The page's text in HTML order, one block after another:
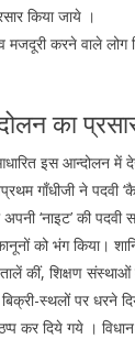
किया जाये ।
मजदूरी करने वाले लोग
का
इस आन्दोलन में
गाँधीजी ने पदवी
अपनी ‘नाइट’ की
को भंग किया।
कीं, शिक्षण संस्थाओं
स्थलों पर धरने
ठप्प कर दिये गये ।